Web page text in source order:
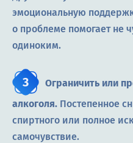
эмоциональную
о проблеме помогает не
одиноким.
Ограничить или
алкоголя. Постепенное
спиртного или полное
самочувствие.